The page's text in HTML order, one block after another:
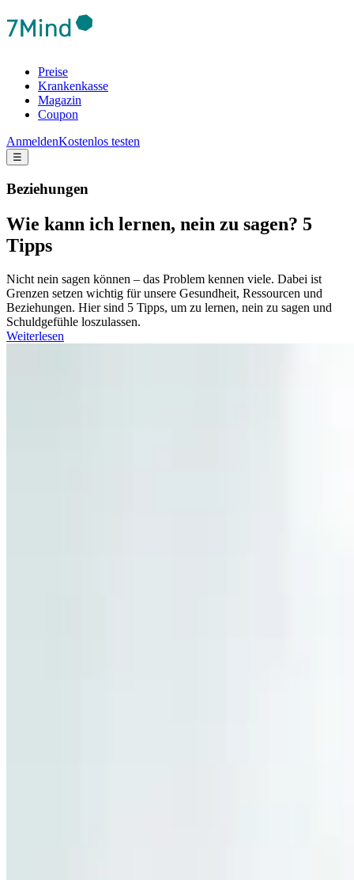
Preise
Krankenkasse
Magazin
Coupon
AnmeldenKostenlos testen
☰
Beziehungen
Wie kann ich lernen, nein zu sagen? 5
Tipps
Nicht nein sagen können – das Problem kennen viele. Dabei ist
Grenzen setzen wichtig für unsere Gesundheit, Ressourcen und
Beziehungen. Hier sind 5 Tipps, um zu lernen, nein zu sagen und
Schuldgefühle loszulassen.
Weiterlesen